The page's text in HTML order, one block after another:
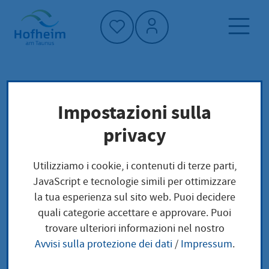
Home"
Pagina iniziale
Trova servizi
Preoccupazioni locali
Kapitalertragsteuer Befreiung
Kapitalertragsteuer
Befreiung
Impostazioni sulla
privacy
Utilizziamo i cookie, i contenuti di terze parti,
JavaScript e tecnologie simili per ottimizzare
la tua esperienza sul sito web. Puoi decidere
quali categorie accettare e approvare. Puoi
trovare ulteriori informazioni nel nostro
Avvisi sulla protezione dei dati/ Impressum.